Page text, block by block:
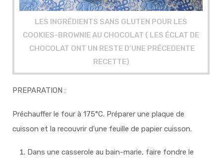
LES INGRÉDIENTS SANS GLUTEN POUR LES
COOKIES-BROWNIE AU CHOCOLAT ( LES ÉCLAT DE
CHOCOLAT ONT UN RESTE D’UNE PRÉCEDENTE
RECETTE)
PREPARATION :
Préchauffer le four à 175°C. Préparer une plaque de
cuisson et la recouvrir d’une feuille de papier cuisson.
Dans une casserole au bain-marie, faire fondre le